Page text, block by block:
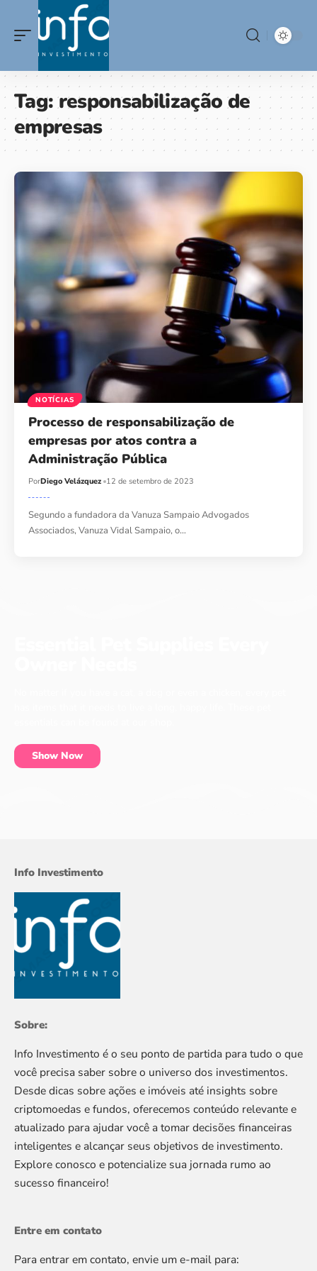
Tag:responsabilização de
empresas
NOTÍCIAS
Processo de responsabilização de
empresas por atos contra a
Administração Pública
PorDiego Velázquez 12 de setembro de 2023
Segundo a fundadora da Vanuza Sampaio Advogados
Associados, Vanuza Vidal Sampaio, o…
Show Now
Info Investimento
Sobre:
Info Investimento é o seu ponto de partida para tudo o que
você precisa saber sobre o universo dos investimentos.
Desde dicas sobre ações e imóveis até insights sobre
criptomoedas e fundos, oferecemos conteúdo relevante e
atualizado para ajudar você a tomar decisões financeiras
inteligentes e alcançar seus objetivos de investimento.
Explore conosco e potencialize sua jornada rumo ao
sucesso financeiro!
Entre em contato
Para entrar em contato, envie um e-mail para: